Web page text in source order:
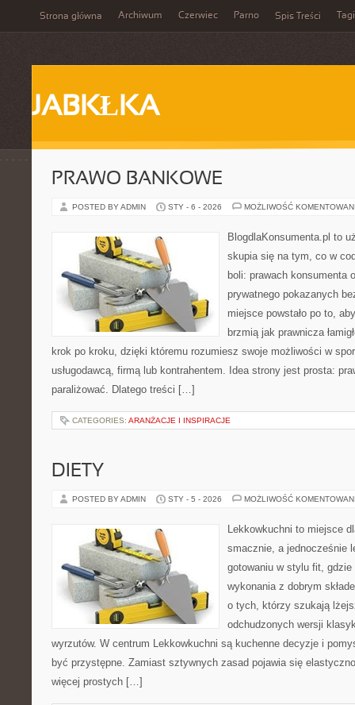
Strona główna Archiwum Czerwiec Parno Spis Treści Tagi
JABKŁKA
PRAWO BANKOWE
POSTED BY ADMIN STY - 6 - 2026 MOŻLIWOŚĆ
BlogdlaKonsumenta.pl to
skupia się na tym, co w
boli: prawach konsumenta
prywatnego pokazanych
miejsce powstało po to,
brzmią jak prawnicza
krok po kroku, dzięki któremu rozumiesz swoje możliwości w
usługodawcą, firmą lub kontrahentem. Idea strony jest prosta:
paraliżować. Dlatego treści […]
CATEGORIES: ARANŻACJE I INSPIRACJE
DIETY
POSTED BY ADMIN STY - 5 - 2026 MOŻLIWOŚĆ
Lekkowkuchni to miejsce
smacznie, a jednocześnie
gotowaniu w stylu fit, gdzie
wykonania z dobrym
o tych, którzy szukają
odchudzonych wersji
wyrzutów. W centrum Lekkowkuchni są kuchenne decyzje i
być przystępne. Zamiast sztywnych zasad pojawia się
więcej prostych […]